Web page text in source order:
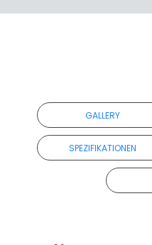
GALLERY
SPEZIFIKATIONEN